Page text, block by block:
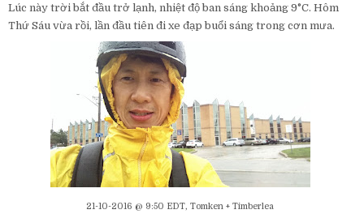
Lúc này trời bắt đầu trở lạnh, nhiệt độ ban sáng khoảng 9°C. Hôm
Thứ Sáu vừa rồi, lần đầu tiên đi xe đạp buổi sáng trong cơn mưa.
21-10-2016 @ 9:50 EDT, Tomken + Timberlea